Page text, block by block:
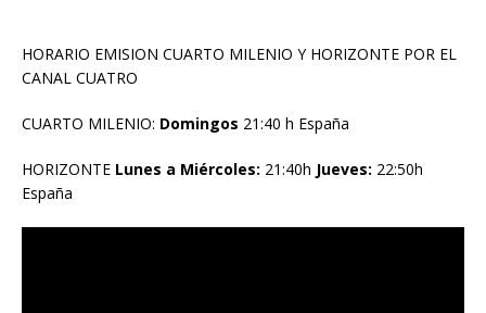
HORARIO EMISION CUARTO MILENIO Y HORIZONTE POR EL
CANAL CUATRO
CUARTO MILENIO: Domingos 21:40 h España
HORIZONTE Lunes a Miércoles: 21:40h Jueves: 22:50h
España